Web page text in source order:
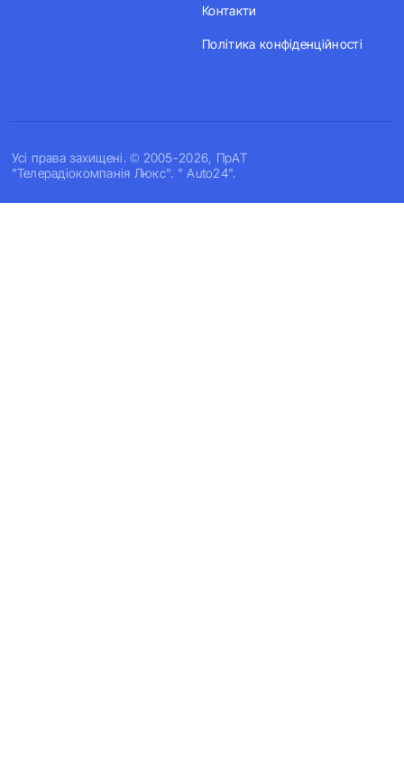
Усi права захищенi. © 2005-2026, ПрАТ
"Телерадіокомпанія Люкс". " Auto24".
Контакти
Політика конфіденційності